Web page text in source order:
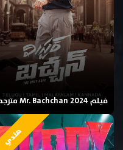
فيلم Mr. Bachchan 2024 مترجم
هندي